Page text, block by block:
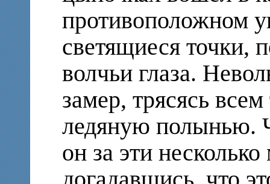
противоположном
светящиеся точки,
волчьи глаза.
замер, трясясь
ледяную полынью.
он за эти